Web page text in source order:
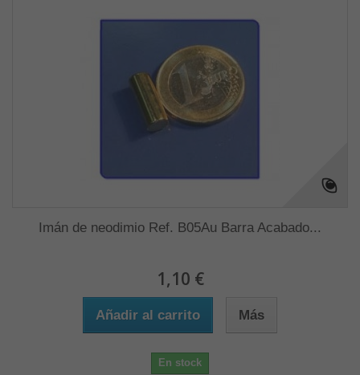
Imán de neodimio Ref. B05Au Barra Acabado...
1,10 €
Añadir al carrito Más
En stock